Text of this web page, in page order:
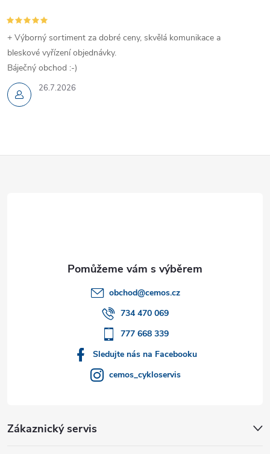
v
k
y
v
26.7.2026
+ Výborný sortiment za dobré ceny, skvělá komunikace a
bleskové vyřízení objednávky.
Báječný obchod :-)
obchod@cemos.cz
734 470 069
777 668 339
Sledujte nás na Facebooku
cemos_cykloservis
Zákaznický servis